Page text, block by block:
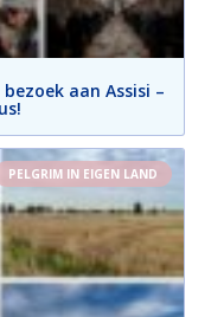
aan Assisi –
PELGRIM IN EIGEN LAND